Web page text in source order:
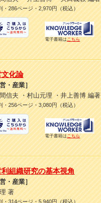
・286ページ・2,970円（税込）
電子書籍はこちら
化論
・産業］
信夫 ・村山元理 ・井上善博 編著
・256ページ・3,080円（税込）
電子書籍はこちら
組織研究の基本視角
・産業］
著
・314ページ・5,940円（税込）